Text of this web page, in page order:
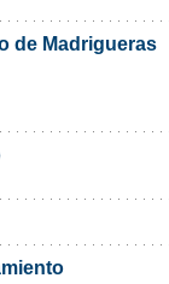
de Madrigueras